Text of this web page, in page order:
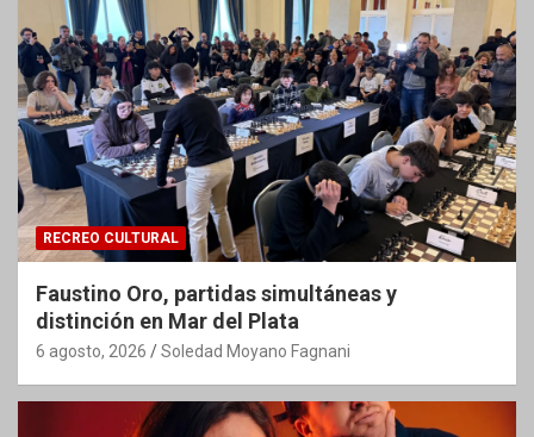
RECREO CULTURAL
Faustino Oro, partidas simultáneas y
distinción en Mar del Plata
6 agosto, 2026 Soledad Moyano Fagnani